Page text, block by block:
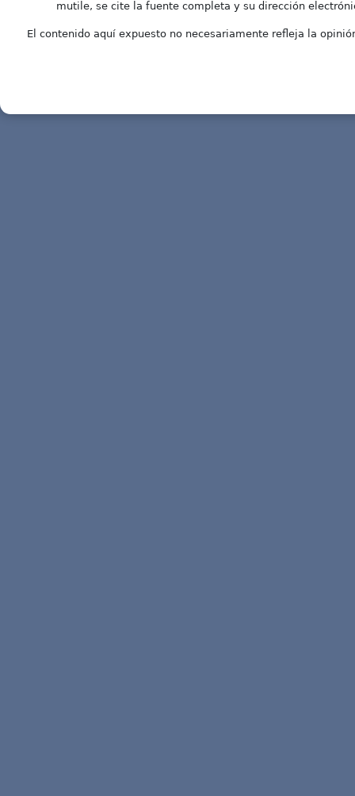
mutile, se cite la fuente completa y su dirección
El contenido aquí expuesto no necesariamente refleja la